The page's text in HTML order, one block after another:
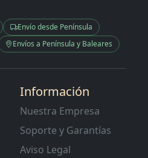
Envío desde Península
Envíos a Península y Baleares
Información
Nuestra Empresa
Soporte y Garantías
Aviso Legal